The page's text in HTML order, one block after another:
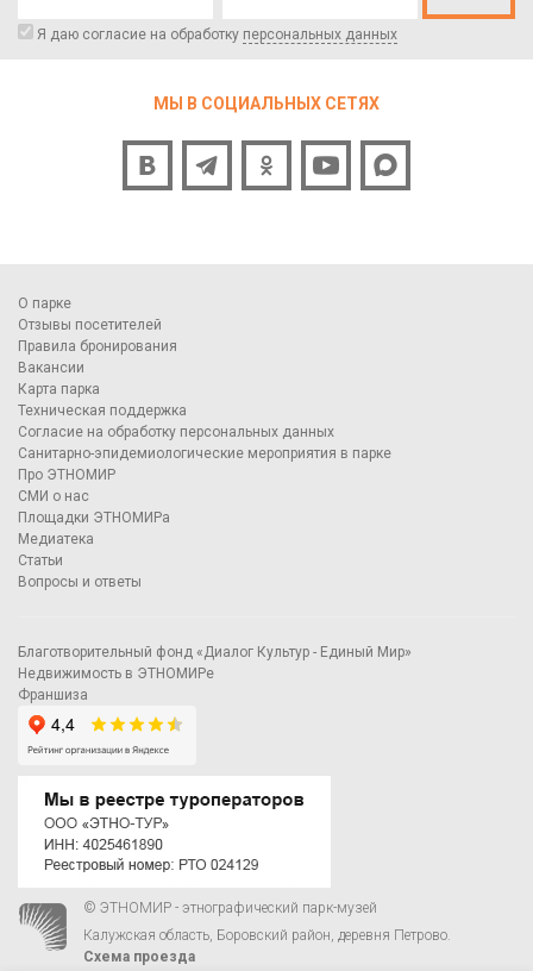
Я даю согласие на обработку персональных данных
МЫ В СОЦИАЛЬНЫХ СЕТЯХ
О парке
Отзывы посетителей
Правила бронирования
Вакансии
Карта парка
Техническая поддержка
Согласие на обработку персональных данных
Санитарно-эпидемиологические мероприятия в парке
Про ЭТНОМИР
СМИ о нас
Площадки ЭТНОМИРа
Медиатека
Статьи
Вопросы и ответы
Благотворительный фонд «Диалог Культур - Единый Мир»
Недвижимость в ЭТНОМИРе
Франшиза
© ЭТНОМИР - этнографический парк-музей
Калужская область, Боровский район, деревня Петрово.
Схема проезда